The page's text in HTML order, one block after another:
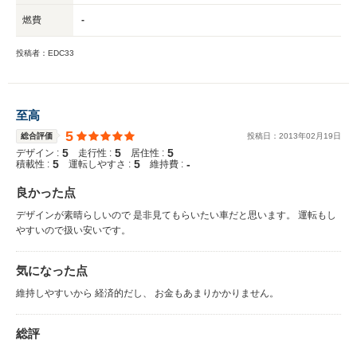
燃費 -
投稿者：EDC33
至高
総合評価 5 投稿日： 2013年02 月 19日
デザイン : 5 走行性 : 5 居住性 : 5
積載性 : 5 運転しやすさ : 5 維持費 : -
良かった点
デザインが素晴らしいので 是非見てもらいたい車だと思います。 運転もし
やすいので扱い安いです。
気になった点
維持しやすいから 経済的だし、 お金もあまりかかりません。
総評